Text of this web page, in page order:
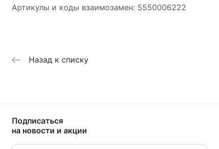
Артикулы и коды взаимозамен: 5550006222
Назад к списку
Подписаться
на новости и акции